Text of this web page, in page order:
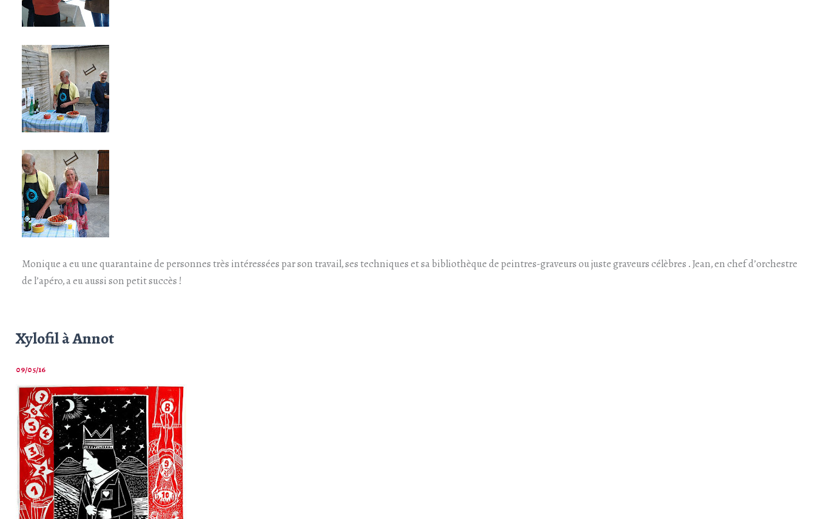
Monique a eu une quarantaine de personnes très intéressées par son travail, ses techniques et sa bibliothèque de peintres-graveurs ou juste graveurs célèbres . Jean, en chef d’orchestre
de l’apéro, a eu aussi son petit succès !
Xylofil à Annot
09/05/16